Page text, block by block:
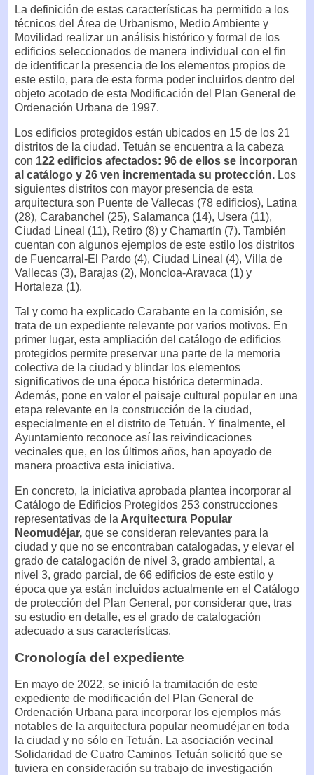
La definición de estas características ha permitido a los
técnicos del Área de Urbanismo, Medio Ambiente y
Movilidad realizar un análisis histórico y formal de los
edificios seleccionados de manera individual con el fin
de identificar la presencia de los elementos propios de
este estilo, para de esta forma poder incluirlos dentro del
objeto acotado de esta Modificación del Plan General de
Ordenación Urbana de 1997.
Los edificios protegidos están ubicados en 15 de los 21
distritos de la ciudad. Tetuán se encuentra a la cabeza
con 122 edificios afectados: 96 de ellos se incorporan
al catálogo y 26 ven incrementada su protección. Los
siguientes distritos con mayor presencia de esta
arquitectura son Puente de Vallecas (78 edificios), Latina
(28), Carabanchel (25), Salamanca (14), Usera (11),
Ciudad Lineal (11), Retiro (8) y Chamartín (7). También
cuentan con algunos ejemplos de este estilo los distritos
de Fuencarral-El Pardo (4), Ciudad Lineal (4), Villa de
Vallecas (3), Barajas (2), Moncloa-Aravaca (1) y
Hortaleza (1).
Tal y como ha explicado Carabante en la comisión, se
trata de un expediente relevante por varios motivos. En
primer lugar, esta ampliación del catálogo de edificios
protegidos permite preservar una parte de la memoria
colectiva de la ciudad y blindar los elementos
significativos de una época histórica determinada.
Además, pone en valor el paisaje cultural popular en una
etapa relevante en la construcción de la ciudad,
especialmente en el distrito de Tetuán. Y finalmente, el
Ayuntamiento reconoce así las reivindicaciones
vecinales que, en los últimos años, han apoyado de
manera proactiva esta iniciativa.
En concreto, la iniciativa aprobada plantea incorporar al
Catálogo de Edificios Protegidos 253 construcciones
representativas de la Arquitectura Popular
Neomudéjar, que se consideran relevantes para la
ciudad y que no se encontraban catalogadas, y elevar el
grado de catalogación de nivel 3, grado ambiental, a
nivel 3, grado parcial, de 66 edificios de este estilo y
época que ya están incluidos actualmente en el Catálogo
de protección del Plan General, por considerar que, tras
su estudio en detalle, es el grado de catalogación
adecuado a sus características.
Cronología del expediente
En mayo de 2022, se inició la tramitación de este
expediente de modificación del Plan General de
Ordenación Urbana para incorporar los ejemplos más
notables de la arquitectura popular neomudéjar en toda
la ciudad y no sólo en Tetuán. La asociación vecinal
Solidaridad de Cuatro Caminos Tetuán solicitó que se
tuviera en consideración su trabajo de investigación